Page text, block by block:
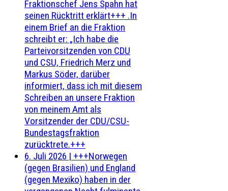
Fraktionschef Jens Spahn hat
seinen Rücktritt erklärt+++ .In
einem Brief an die Fraktion
schreibt er: „Ich habe die
Parteivorsitzenden von CDU
und CSU, Friedrich Merz und
Markus Söder, darüber
informiert, dass ich mit diesem
Schreiben an unsere Fraktion
von meinem Amt als
Vorsitzender der CDU/CSU-
Bundestagsfraktion
zurücktrete.+++
6. Juli 2026 | +++Norwegen
(gegen Brasilien) und England
(gegen Mexiko) haben in der